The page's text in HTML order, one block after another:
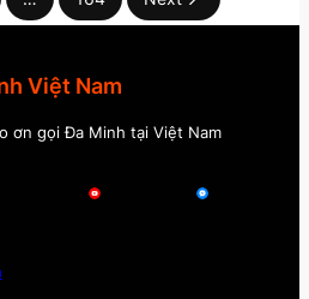
Việt Nam
ơn gọi Đa Minh tại Việt Nam